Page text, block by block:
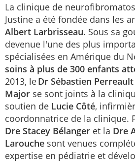
La clinique de
Justine a été fondée dans les
Albert Larbrisseau. Sous sa
devenue l'une des plus
spécialisées en Amérique du
soins à plus de 300 enfants
2013, leDr Sébastien Perreault
Major se sont joints à la
soutien de Lucie Côté,
coordonnatrice de la clinique.
Dre Stacey Bélanger et la Dre
Larouche sont venues
expertise en pédiatrie et